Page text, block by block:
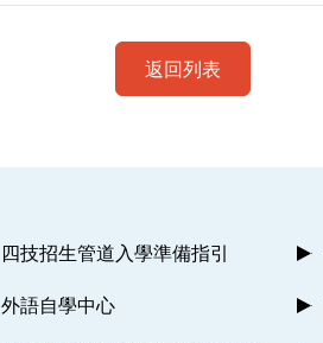
返回列表
四技招生管道入學準備指引
外語自學中心